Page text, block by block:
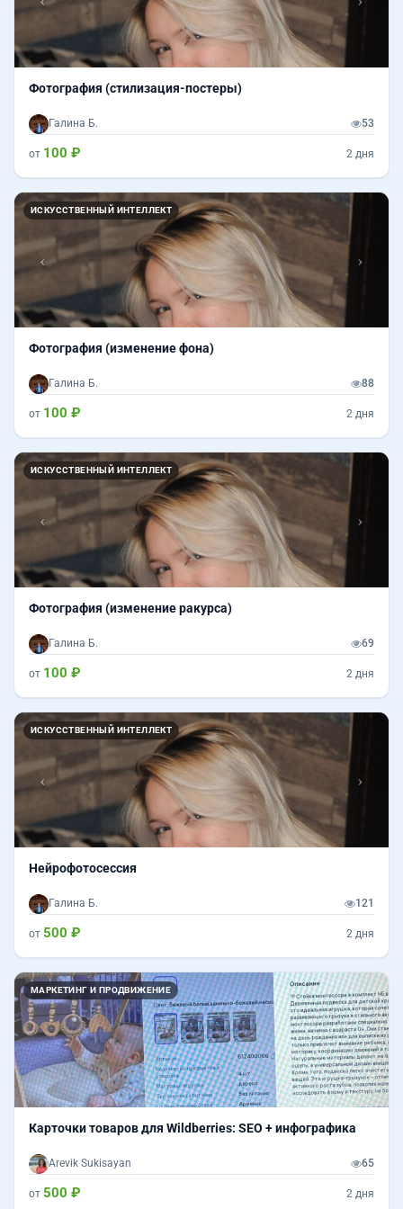
Фотография (стилизация-постеры)
Галина Б. 53
от 100 ₽ 2 дня
ИСКУССТВЕННЫЙ ИНТЕЛЛЕКТ
Назад
Фотография (изменение фона)
Галина Б. 88
от 100 ₽ 2 дня
ИСКУССТВЕННЫЙ ИНТЕЛЛЕКТ
Назад
Фотография (изменение ракурса)
Галина Б. 69
от 100 ₽ 2 дня
ИСКУССТВЕННЫЙ ИНТЕЛЛЕКТ
Назад
Нейрофотосессия
Галина Б. 121
от 500 ₽ 2 дня
МАРКЕТИНГ И ПРОДВИЖЕНИЕ
Карточки товаров для Wildberries: SEO + инфографика
Arevik Sukisayan 65
от 500 ₽ 2 дня